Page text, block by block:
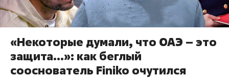
«Некоторые думали, что ОАЭ – это
защита…»: как беглый
сооснователь Finiko очутился